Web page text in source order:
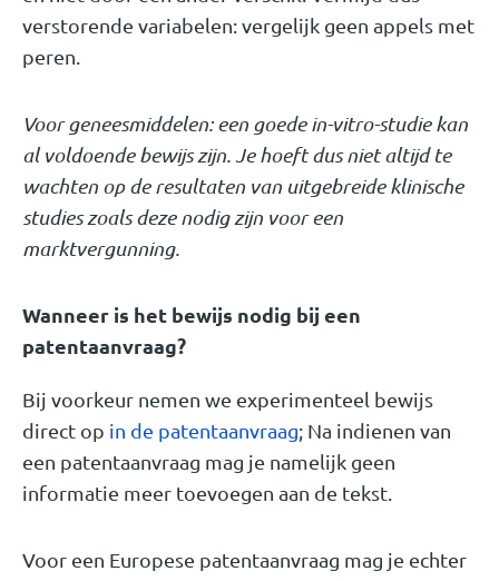
verstorende variabelen: vergelijk geen appels met
peren.
Voor geneesmiddelen: een goede in-vitro-studie kan
al voldoende bewijs zijn. Je hoeft dus niet altijd te
wachten op de resultaten van uitgebreide klinische
studies zoals deze nodig zijn voor een
marktvergunning.
Wanneer is het bewijs nodig bij een
patentaanvraag?
Bij voorkeur nemen we experimenteel bewijs
direct op in de patentaanvraag; Na indienen van
een patentaanvraag mag je namelijk geen
informatie meer toevoegen aan de tekst.
Voor een Europese patentaanvraag mag je echter